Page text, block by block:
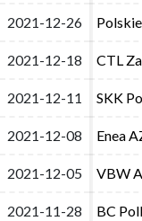
2021-12-26
2021-12-18 CTL
2021-12-11 SKK
2021-12-08 Enea
2021-12-05 VBW
2021-11-28 BC
2021-12-26
2021-12-18 CTL
2021-12-11 SKK
2021-12-08 Enea
2021-12-05 VBW
2021-11-28 BC